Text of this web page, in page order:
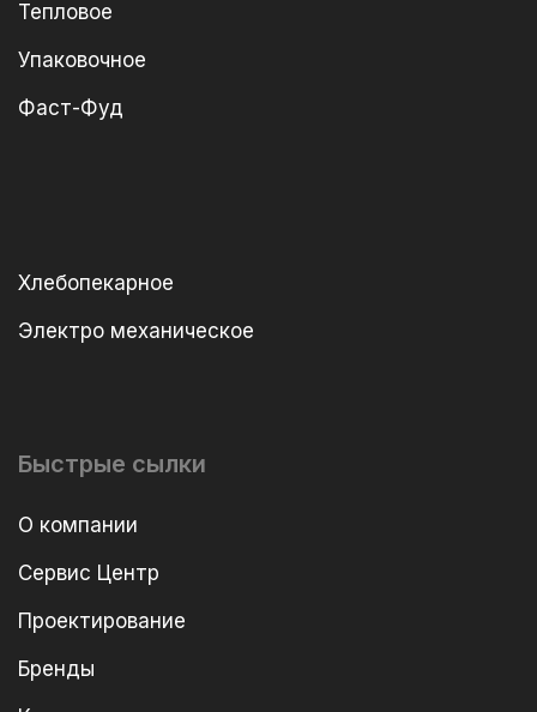
Тепловое
Упаковочное
Фаст-Фуд
Хлебопекарное
Электро механическое
Быстрые сылки
О компании
Сервис Центр
Проектирование
Бренды